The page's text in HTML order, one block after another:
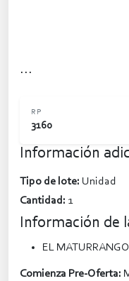
...
RP
3160
Información
Tipo de lote: Unidad
Cantidad: 1
Información de
EL MATURRANGO
Comienza Pre-Oferta: